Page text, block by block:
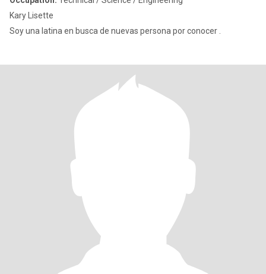
Kary Lisette
Soy una latina en busca de nuevas persona por conocer .